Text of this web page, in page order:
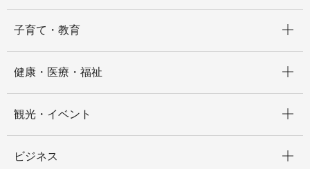
子育て・教育
健康・医療・福祉
観光・イベント
ビジネス